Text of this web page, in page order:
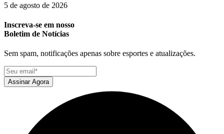
5 de agosto de 2026
Inscreva-se em nosso
Boletim de Notícias
Sem spam, notificações apenas sobre esportes e atualizações.
Assinar Agora